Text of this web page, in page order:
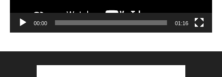
00:00 01:16